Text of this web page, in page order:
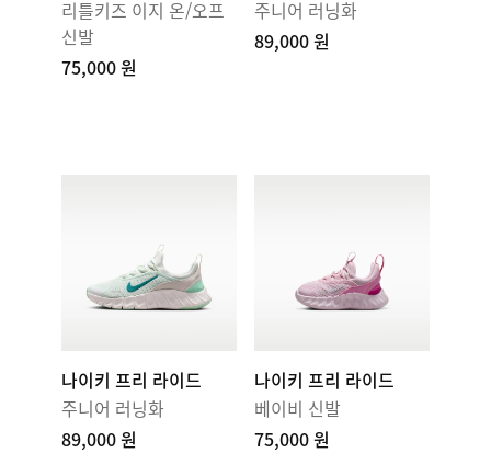
리틀키즈 이지 온/오프
신발
75,000 원
주니어 러닝화
89,000 원
나이키 프리 라이드
주니어 러닝화
89,000 원
나이키 프리 라이드
베이비 신발
75,000 원